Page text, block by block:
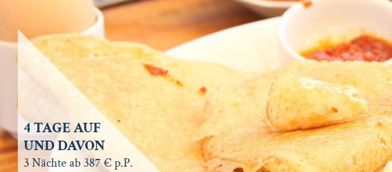
4 TAGE AUF
UND DAVON
3 Nächte ab 387 € p.P.